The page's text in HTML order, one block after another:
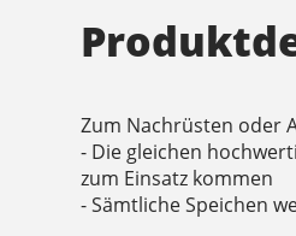
Zum Nachrüsten oder
- Die gleichen
zum Einsatz kommen
- Sämtliche Speichen